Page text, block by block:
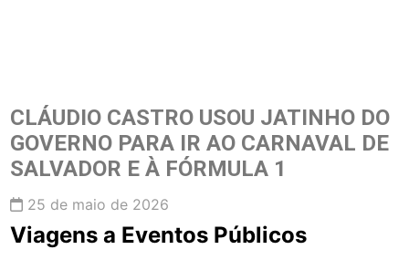
CLÁUDIO CASTRO USOU JATINHO DO
GOVERNO PARA IR AO CARNAVAL DE
SALVADOR E À FÓRMULA 1
25 de maio de 2026
Viagens a Eventos Públicos